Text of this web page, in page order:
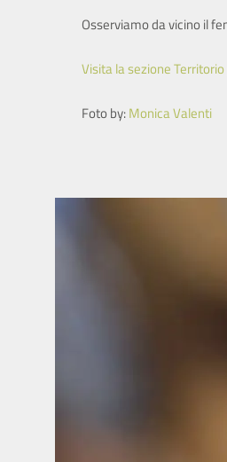
Osserviamo da vicino il
Visita la sezione
Foto by:Monica Valenti